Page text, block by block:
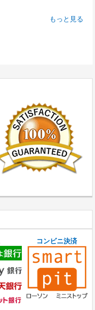
もっと見る
コンビニ決済